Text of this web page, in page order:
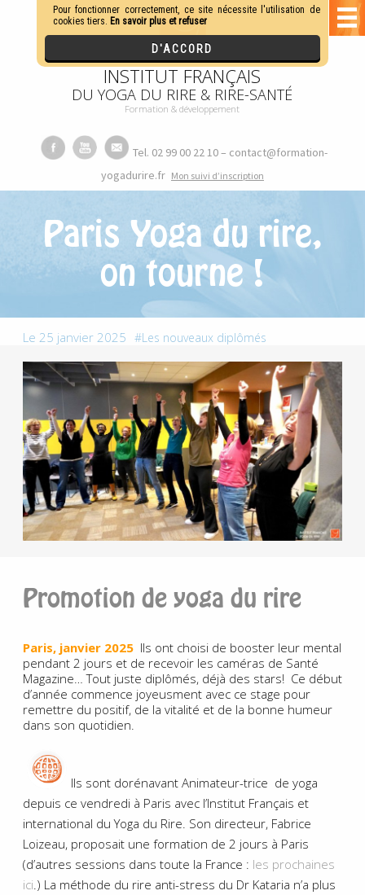
INSTITUT FRANÇAIS
DU YOGA DU RIRE & RIRE-SANTÉ
Formation & développement
Tel. 02 99 00 22 10 – contact@formation-
yogadurire.fr Mon suivi d’inscription
Paris Yoga du rire,
on tourne !
Le 25 janvier 2025 Les nouveaux diplômés
Promotion de yoga du rire
Paris, janvier 2025Ils ont choisi de booster leur mental
pendant 2 jours et de recevoir les caméras de Santé
Magazine… Tout juste diplômés, déjà des stars! Ce début
d’année commence joyeusment avec ce stage pour
remettre du positif, de la vitalité et de la bonne humeur
dans son quotidien.
Ils sont dorénavant Animateur-trice de yoga
depuis ce vendredi à Paris avec l’Institut Français et
international du Yoga du Rire. Son directeur, Fabrice
Loizeau, proposait une formation de 2 jours à Paris
(d’autres sessions dans toute la France : les prochaines
ici.) La méthode du rire anti-stress du Dr Kataria n’a plus